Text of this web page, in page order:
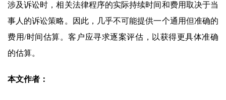
涉及诉讼时，相关法律程序的实际持续时间和费用取决于当
事人的诉讼策略。因此，几乎不可能提供一个通用但准确的
费用/时间估算。客户应寻求逐案评估，以获得更具体准确
的估算。
本文作者：